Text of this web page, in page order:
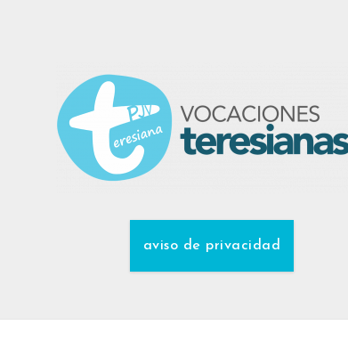
aviso de privacidad